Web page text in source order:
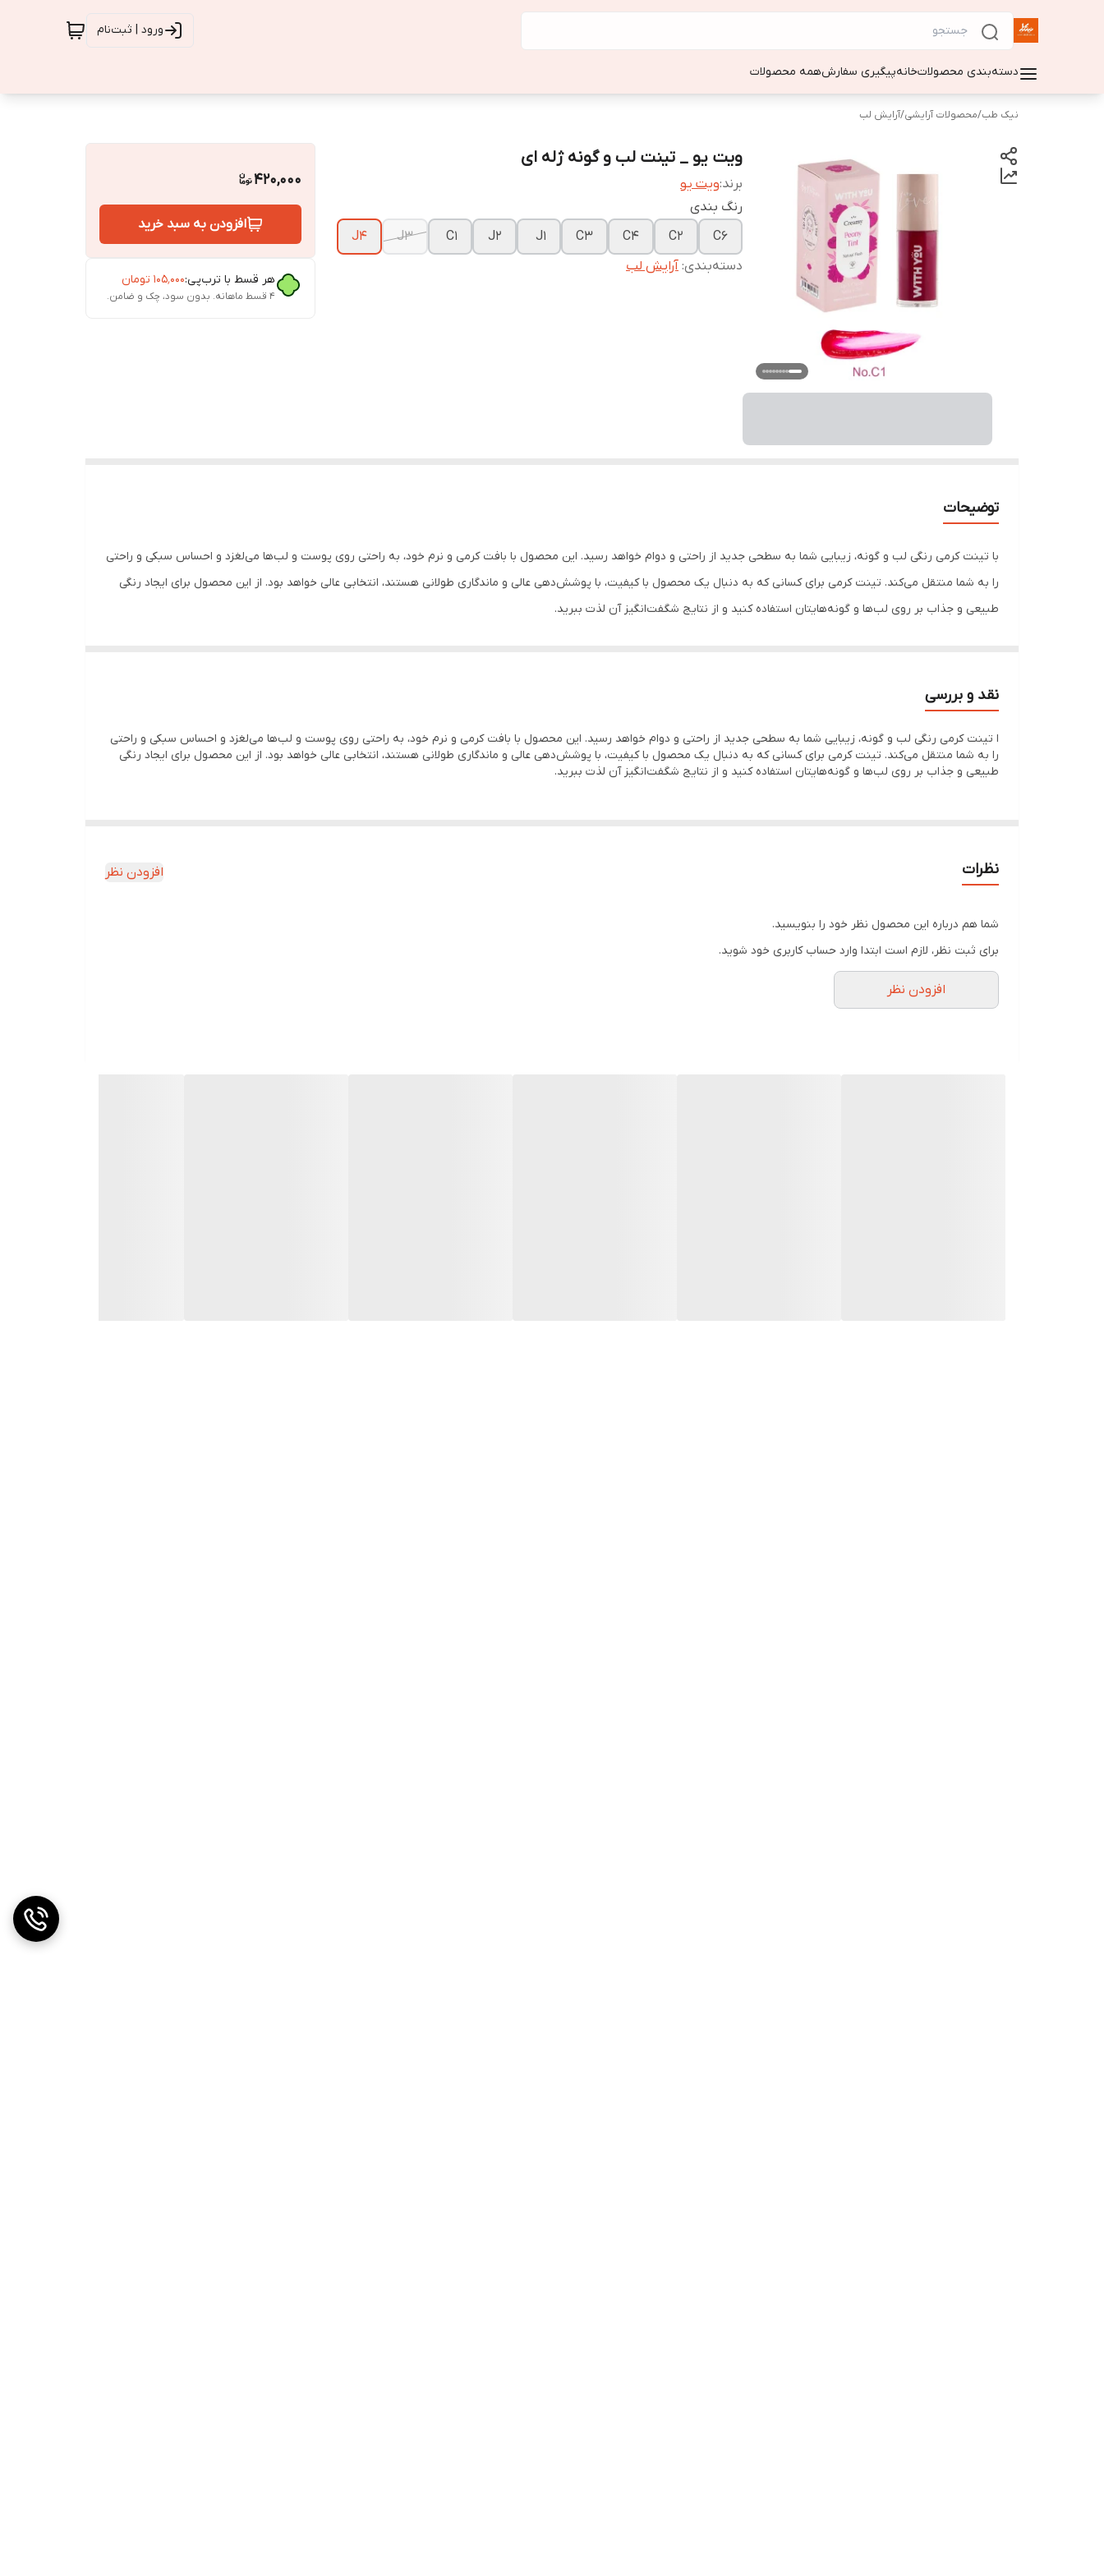
ورود | ثبت‌نام
دسته‌بندی محصولاتخانهپیگیری سفارشهمه محصولات
نیک طب/محصولات آرایشی/آرایش لب
ویت یو _ تینت لب و گونه ژله ای
برند:ویت یو
رنگ بندی
C6
C2
C4
C3
J1
J2
C1
J3
J4
دسته‌بندی: آرایش لب
420,000
افزودن به سبد خرید
هر قسط با ترب‌پی:۱۰۵٬۰۰۰ تومان
۴ قسط ماهانه. بدون سود، چک و ضامن.
توضیحات
با تینت کرمی رنگی لب و گونه، زیبایی شما به سطحی جدید از راحتی و دوام خواهد رسید. این محصول با بافت کرمی و نرم خود، به راحتی روی پوست و لب‌ها می‌لغزد و احساس سبکی و راحتی
را به شما منتقل می‌کند. تینت کرمی برای کسانی که به دنبال یک محصول با کیفیت، با پوشش‌دهی عالی و ماندگاری طولانی هستند، انتخابی عالی خواهد بود. از این محصول برای ایجاد رنگی
طبیعی و جذاب بر روی لب‌ها و گونه‌هایتان استفاده کنید و از نتایج شگفت‌انگیز آن لذت ببرید.
نقد و بررسی
ا تینت کرمی رنگی لب و گونه، زیبایی شما به سطحی جدید از راحتی و دوام خواهد رسید. این محصول با بافت کرمی و نرم خود، به راحتی روی پوست و لب‌ها می‌لغزد و احساس سبکی و راحتی
را به شما منتقل می‌کند. تینت کرمی برای کسانی که به دنبال یک محصول با کیفیت، با پوشش‌دهی عالی و ماندگاری طولانی هستند، انتخابی عالی خواهد بود. از این محصول برای ایجاد رنگی
طبیعی و جذاب بر روی لب‌ها و گونه‌هایتان استفاده کنید و از نتایج شگفت‌انگیز آن لذت ببرید.
نظرات افزودن نظر
شما هم درباره این محصول نظر خود را بنویسید.
برای ثبت نظر، لازم است ابتدا وارد حساب کاربری خود شوید.
افزودن نظر